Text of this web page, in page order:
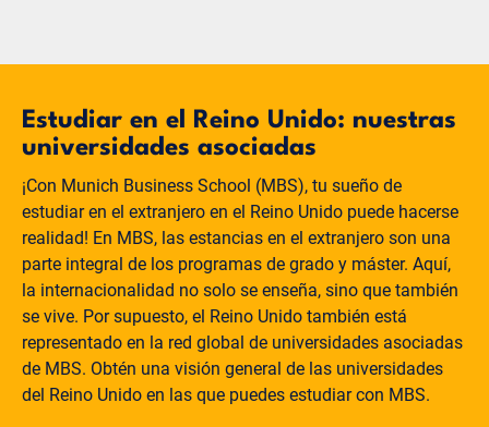
Estudiar en el Reino Unido: nuestras
universidades asociadas
¡Con Munich Business School (MBS), tu sueño de
estudiar en el extranjero en el Reino Unido puede hacerse
realidad! En MBS, las estancias en el extranjero son una
parte integral de los programas de grado y máster. Aquí,
la internacionalidad no solo se enseña, sino que también
se vive. Por supuesto, el Reino Unido también está
representado en la red global de universidades asociadas
de MBS. Obtén una visión general de las universidades
del Reino Unido en las que puedes estudiar con MBS.